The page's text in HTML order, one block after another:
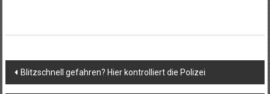
Beitragsnavigation
Blitzschnell gefahren? Hier kontrolliert die Polizei